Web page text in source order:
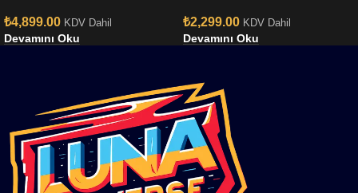
₺4,899.00 KDV Dahil
Devamını Oku
₺2,299.00 KDV Dahil
Devamını Oku